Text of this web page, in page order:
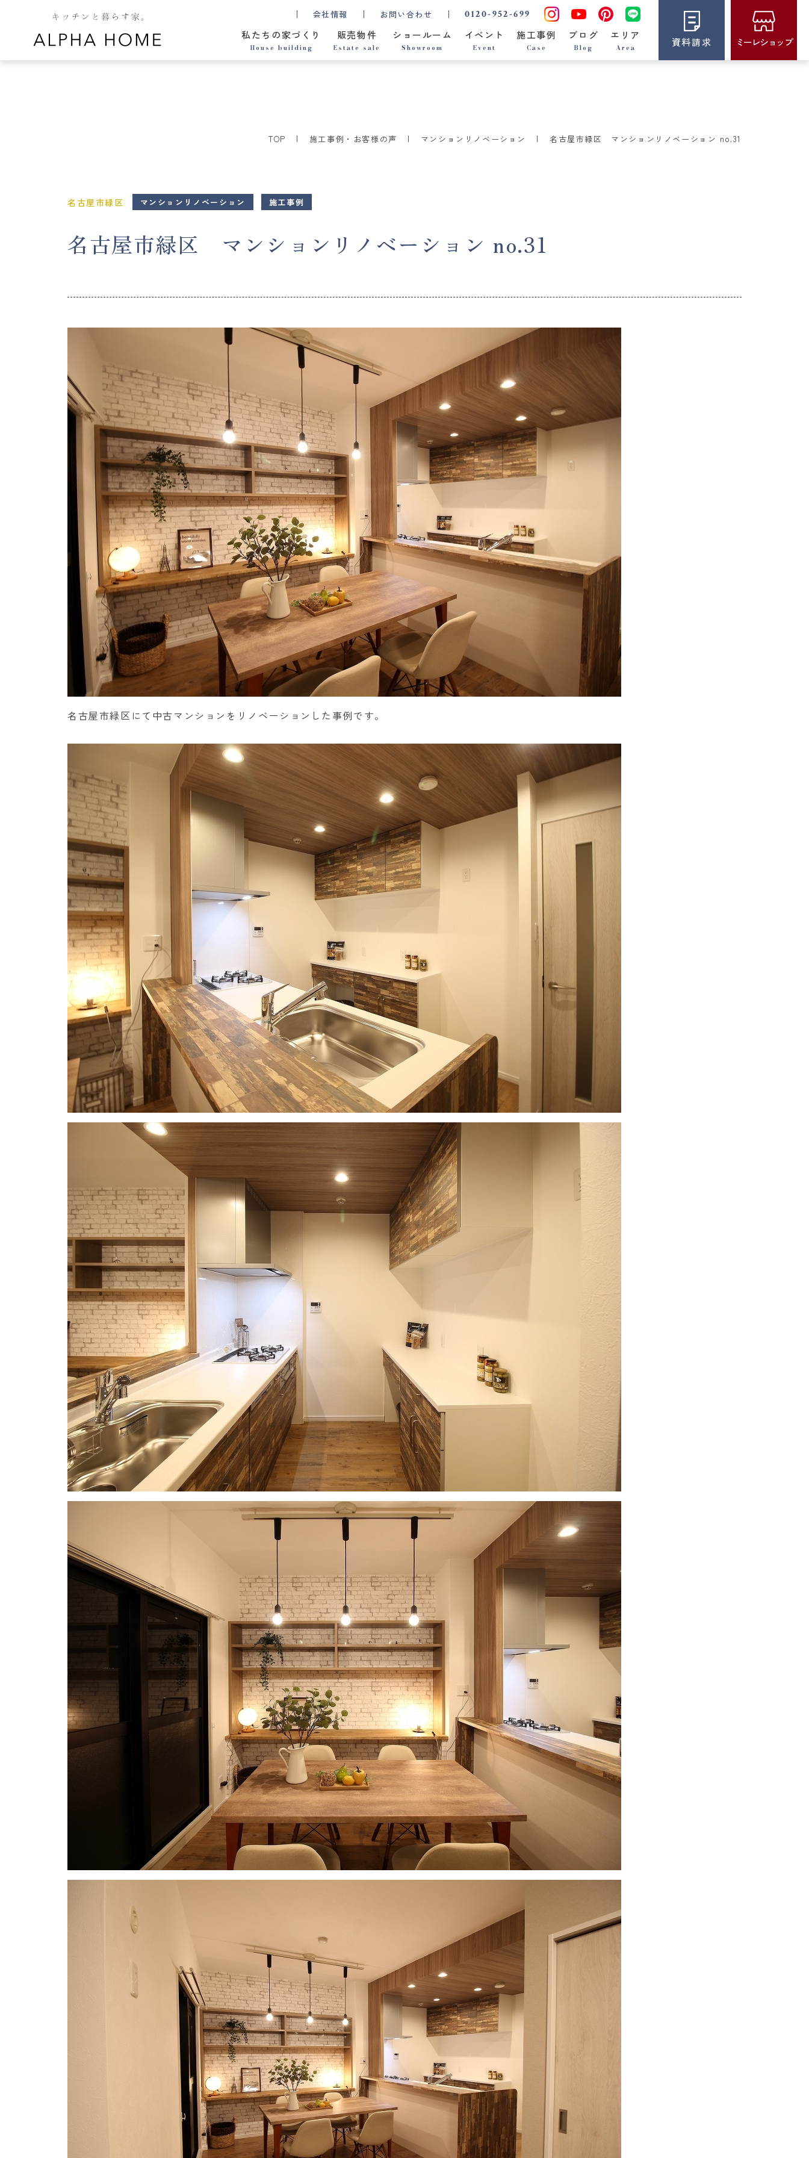
会社情報 お問い合わせ
0120-952-699
私たちの家づくり
House building
販売物件
Estate sale
ショールーム
Showroom
イベント
Event
施工事例
Case
ブログ
Blog
エリア
Area
資料請求 ミーレショップ
TOP 施工事例・お客様の声 マンションリノベーション 名古屋市緑区 マンションリノベーション no.31
名古屋市緑区 マンションリノベーション 施工事例
名古屋市緑区 マンションリノベーション no.31
名古屋市緑区にて中古マンションをリノベーションした事例です。